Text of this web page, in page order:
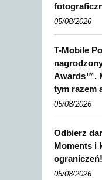
05/08/2026
T-Mobile
Awards™.
tym razem
05/08/2026
Odbierz
Moments i
ograniczeń!
05/08/2026